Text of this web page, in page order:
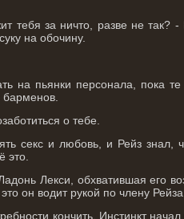
тебя за ничто, разве не так?
на обочину.
на пьянки персонала, пока
о тебе.
секс и любовь, и Рейз знал,
это.
Лекси, обхватившая его
он водит рукой по члену
кончить. Инстинкт